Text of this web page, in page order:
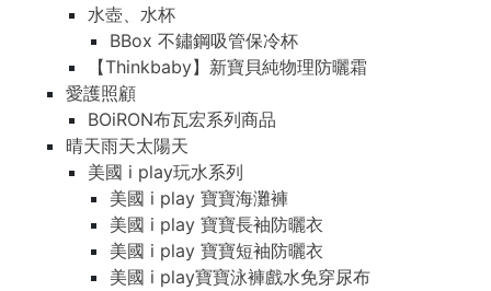
水壺、水杯
BBox 不鏽鋼吸管保冷杯
【Thinkbaby】新寶貝純物理防曬霜
愛護照顧
BOiRON布瓦宏系列商品
晴天雨天太陽天
美國 i play玩水系列
美國 i play 寶寶海灘褲
美國 i play 寶寶長袖防曬衣
美國 i play 寶寶短袖防曬衣
美國 i play寶寶泳褲戲水免穿尿布